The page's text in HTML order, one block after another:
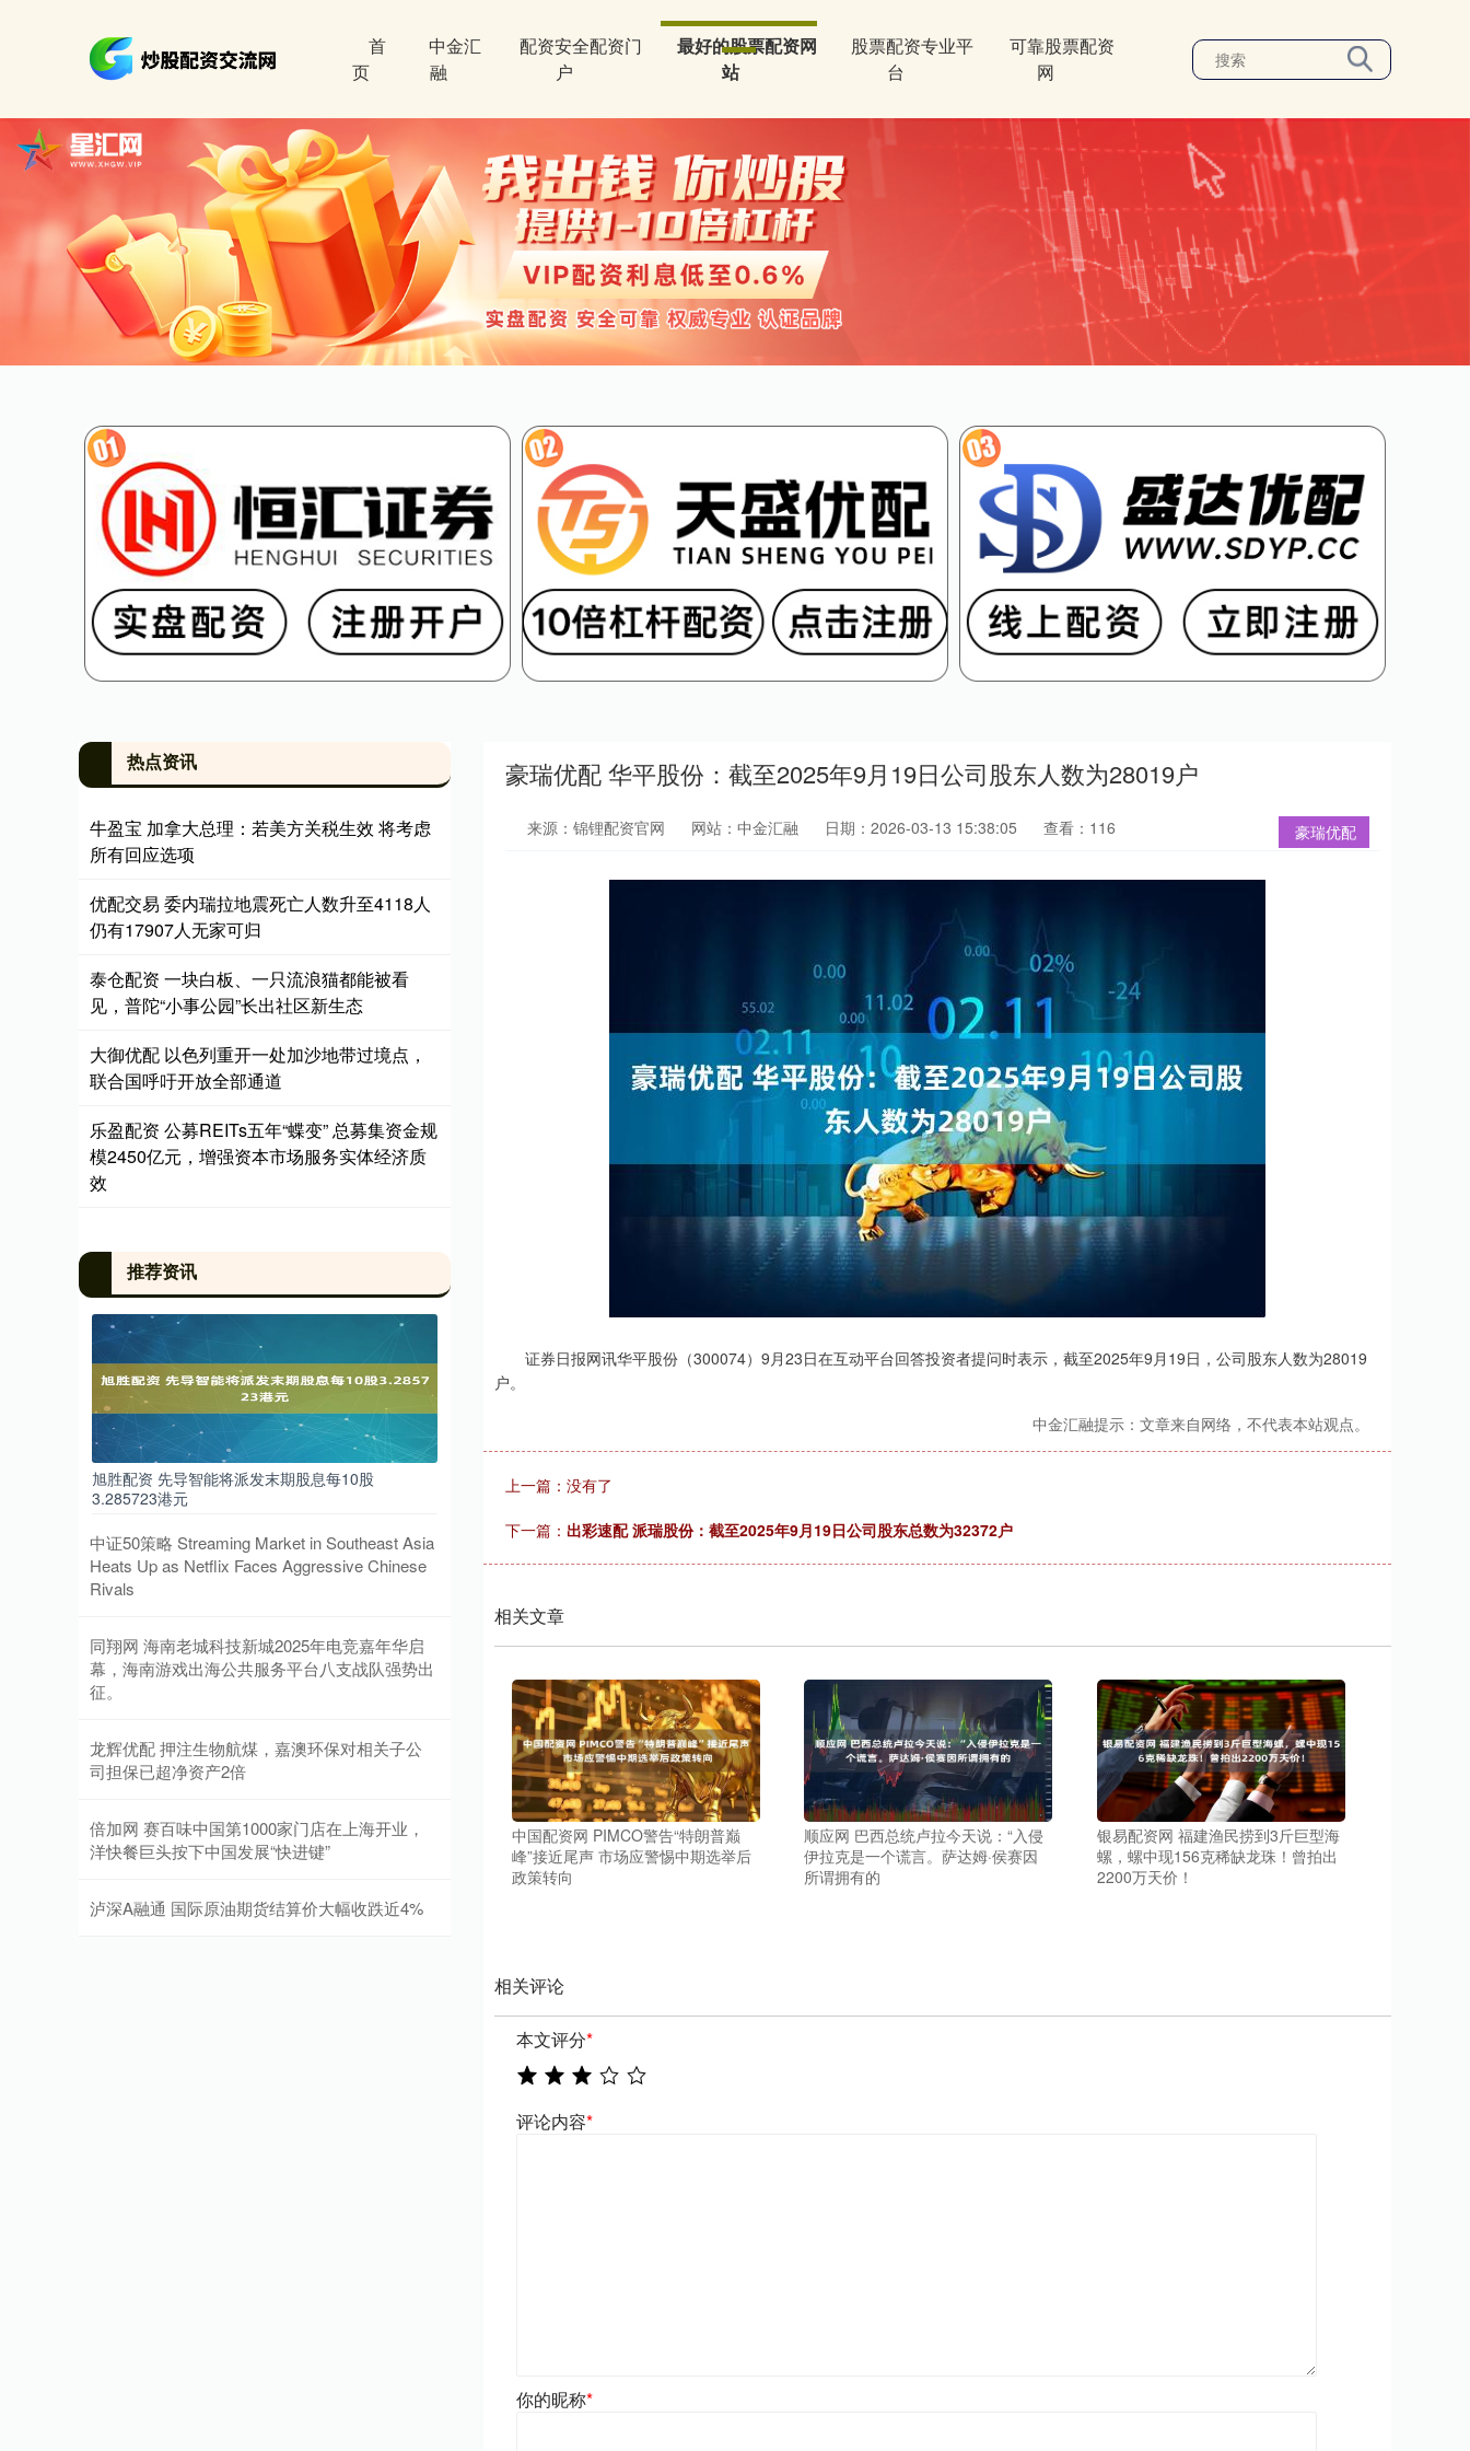
首
页
中金汇
融
配资安全配资门
户
最好的股票配资网
站
股票配资专业平
台
可靠股票配资
网
豪瑞优配 华平股份：截至2025年9月19日公司股东人数为28019户
豪瑞优配
来源：锦锂配资官网 网站：中金汇融 日期：2026-03-13 15:38:05 查看：116
证券日报网讯华平股份（300074）9月23日在互动平台回答投资者提问时表示，截至2025年9月19日，公司股东人数为28019
户。
中金汇融提示：文章来自网络，不代表本站观点。
上一篇：没有了
下一篇： 出彩速配 派瑞股份：截至2025年9月19日公司股东总数为32372户
相关文章
中国配资网 PIMCO警告“特朗普巅
峰”接近尾声 市场应警惕中期选举后
政策转向
顺应网 巴西总统卢拉今天说：“入侵
伊拉克是一个谎言。萨达姆·侯赛因
所谓拥有的
银易配资网 福建渔民捞到3斤巨型海
螺，螺中现156克稀缺龙珠！曾拍出
2200万天价！
相关评论
本文评分*
评论内容*
你的昵称*
热点资讯
牛盈宝 加拿大总理：若美方关税生效 将考虑
所有回应选项
优配交易 委内瑞拉地震死亡人数升至4118人
仍有17907人无家可归
泰仓配资 一块白板、一只流浪猫都能被看
见，普陀“小事公园”长出社区新生态
大御优配 以色列重开一处加沙地带过境点，
联合国呼吁开放全部通道
乐盈配资 公募REITs五年“蝶变” 总募集资金规
模2450亿元，增强资本市场服务实体经济质
效
推荐资讯
旭胜配资 先导智能将派发末期股息每10股
3.285723港元
中证50策略 Streaming Market in Southeast Asia
Heats Up as Netflix Faces Aggressive Chinese
Rivals
同翔网 海南老城科技新城2025年电竞嘉年华启
幕，海南游戏出海公共服务平台八支战队强势出
征。
龙辉优配 押注生物航煤，嘉澳环保对相关子公
司担保已超净资产2倍
倍加网 赛百味中国第1000家门店在上海开业，
洋快餐巨头按下中国发展“快进键”
泸深A融通 国际原油期货结算价大幅收跌近4%